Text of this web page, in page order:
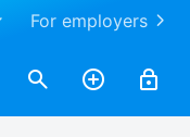
For employers